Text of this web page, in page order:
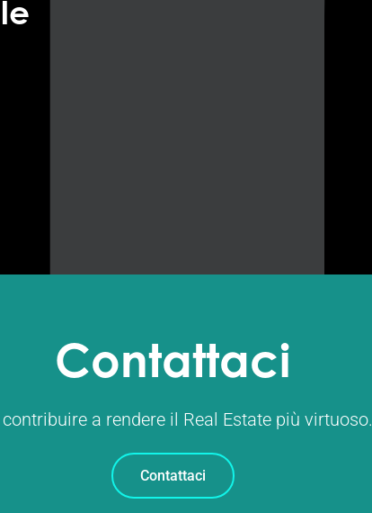
Contattaci
contribuire a rendere il Real Estate più virtuoso.
Contattaci